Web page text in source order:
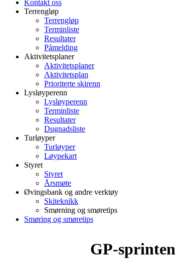
Kontakt oss
Terrengløp
Terrengløp
Terminliste
Resultater
Påmelding
Aktivitetsplaner
Aktivitetsplaner
Aktivitetsplan
Prioriterte skirenn
Lysløyperenn
Lysløyperenn
Terminliste
Resultater
Dugnadsliste
Turløyper
Turløyper
Løypekart
Styret
Styret
Årsmøte
Øvingsbank og andre verktøy
Skiteknikk
Smørning og smøretips
Smøring og smøretips
GP-sprinten